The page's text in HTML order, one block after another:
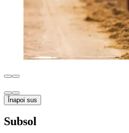
Înapoi sus
Subsol